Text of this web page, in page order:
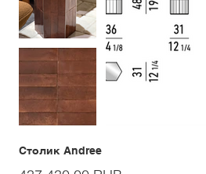
Столик Andree
Цена